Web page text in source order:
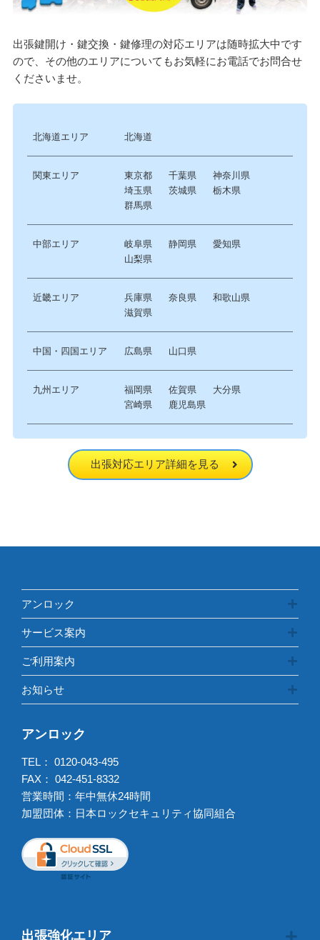
出張鍵開け・鍵交換・鍵修理の対応エリアは随時拡大中です
ので、その他のエリアについてもお気軽にお電話でお問合せ
くださいませ。
北海道エリア 北海道
関東エリア 東京都 千葉県
神奈川県
埼玉県
茨城県
栃木県
群馬県
中部エリア 岐阜県 静岡県
愛知県
山梨県
近畿エリア 兵庫県 奈良県
和歌山県
滋賀県
中国・四国エリア 広島県 山口県
九州エリア 福岡県 佐賀県
大分県
宮崎県
鹿児島県
出張対応エリア詳細を見る
アンロック
サービス案内
ご利用案内
お知らせ
アンロック
TEL： 0120-043-495
FAX： 042-451-8332
営業時間：年中無休24時間
加盟団体：日本ロックセキュリティ協同組合
出張強化エリア